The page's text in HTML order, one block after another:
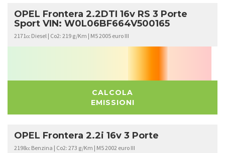
OPEL Frontera 2.2DTI 16v RS 3 Porte
Sport VIN: W0L06BF664V500165
2171cc Diesel | Co2: 219 g/Km | M5 2005 euro III
CALCOLA
EMISSIONI
OPEL Frontera 2.2i 16v 3 Porte
2198cc Benzina | Co2: 273 g/Km | M5 2002 euro III